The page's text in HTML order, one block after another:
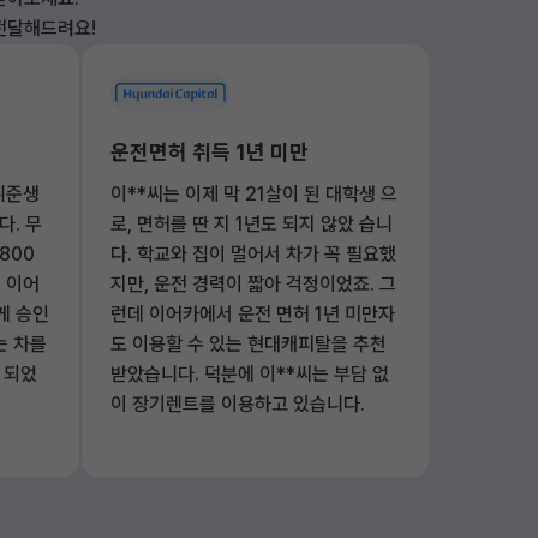
해드려요!
생
. 무
800
어
승인
차를
었
운전면허 취득 1년 미만
이**씨는 이제 막 21살이 된 대학생 으
로, 면허를 딴 지 1년도 되지 않았 습니
다. 학교와 집이 멀어서 차가 꼭 필요했
지만, 운전 경력이 짧아 걱정이었죠. 그
런데 이어카에서 운전 면허 1년 미만자
도 이용할 수 있는 현대캐피탈을 추천
받았습니다. 덕분에 이**씨는 부담 없
이 장기렌트를 이용하고 있습니다.